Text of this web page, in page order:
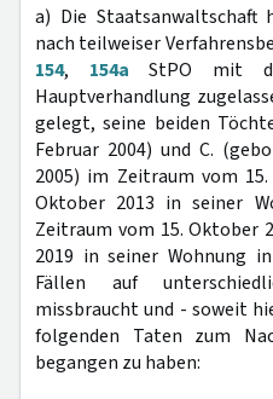
a) Die Staatsanwaltschaft
nach teilweiser
154, 154a StPO mit
Hauptverhandlung
gelegt, seine beiden
Februar 2004) und C.
2005) im Zeitraum vom
Oktober 2013 in seiner
Zeitraum vom 15. Oktober
2019 in seiner Wohnung
Fällen auf
missbraucht und - soweit
folgenden Taten zum
begangen zu haben: